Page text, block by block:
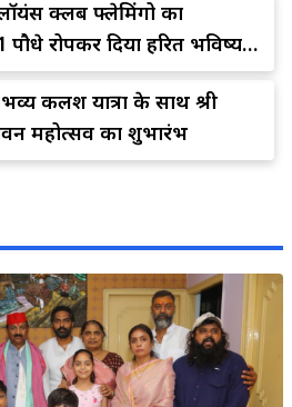
क्लब फ्लेमिंगो का
रोपकर दिया हरित भविष्य
भव्य कलश यात्रा के साथ श्री
महोत्सव का शुभारंभ